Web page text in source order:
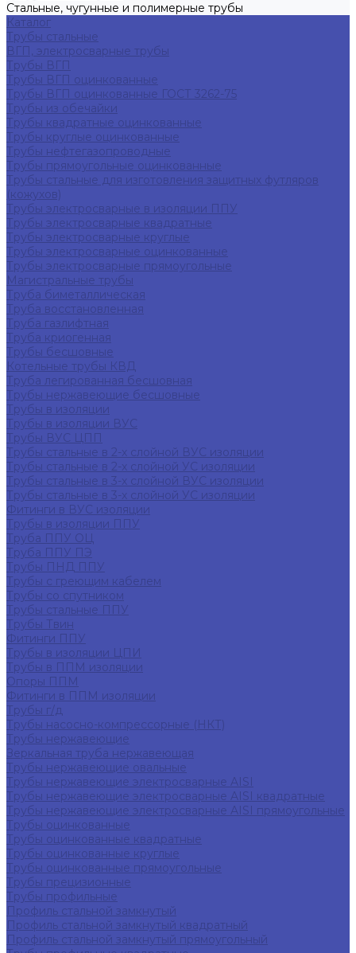
Стальные, чугунные и полимерные трубы
Каталог
Трубы стальные
ВГП, электросварные трубы
Трубы ВГП
Трубы ВГП оцинкованные
Трубы ВГП оцинкованные ГОСТ 3262-75
Трубы из обечайки
Трубы квадратные оцинкованные
Трубы круглые оцинкованные
Трубы нефтегазопроводные
Трубы прямоугольные оцинкованные
Трубы стальные для изготовления защитных футляров
(кожухов)
Трубы электросварные в изоляции ППУ
Трубы электросварные квадратные
Трубы электросварные круглые
Трубы электросварные оцинкованные
Трубы электросварные прямоугольные
Магистральные трубы
Труба биметаллическая
Труба восстановленная
Труба газлифтная
Труба криогенная
Трубы бесшовные
Котельные трубы КВД
Труба легированная бесшовная
Трубы нержавеющие бесшовные
Трубы в изоляции
Трубы в изоляции ВУС
Трубы ВУС ЦПП
Трубы стальные в 2-х слойной ВУС изоляции
Трубы стальные в 2-х слойной УС изоляции
Трубы стальные в 3-х слойной ВУС изоляции
Трубы стальные в 3-х слойной УС изоляции
Фитинги в ВУС изоляции
Трубы в изоляции ППУ
Труба ППУ ОЦ
Труба ППУ ПЭ
Трубы ПНД ППУ
Трубы с греющим кабелем
Трубы со спутником
Трубы стальные ППУ
Трубы Твин
Фитинги ППУ
Трубы в изоляции ЦПИ
Трубы в ППМ изоляции
Опоры ППМ
Фитинги в ППМ изоляции
Трубы г/д
Трубы насосно-компрессорные (НКТ)
Трубы нержавеющие
Зеркальная труба нержавеющая
Трубы нержавеющие овальные
Трубы нержавеющие электросварные AISI
Трубы нержавеющие электросварные AISI квадратные
Трубы нержавеющие электросварные AISI прямоугольные
Трубы оцинкованные
Трубы оцинкованные квадратные
Трубы оцинкованные круглые
Трубы оцинкованные прямоугольные
Трубы прецизионные
Трубы профильные
Профиль стальной замкнутый
Профиль стальной замкнутый квадратный
Профиль стальной замкнутый прямоугольный